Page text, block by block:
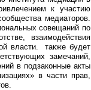
к участию
медиаторов.
совещаний по
взаимодействия
власти. также будет
замечаний,
в подзаконные акты
в части прав,